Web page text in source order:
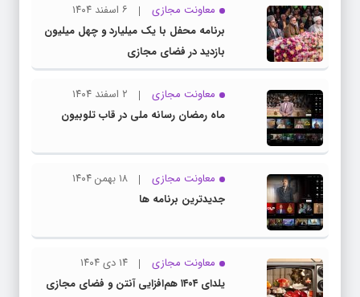
معاونت مجازی
۶ اسفند ۱۴۰۴
برنامه محفل با یک میلیارد و چهل میلیون
بازدید در فضای مجازی
معاونت مجازی
۲ اسفند ۱۴۰۴
ماه رمضان رسانه ملی در قاب تلوبیون
معاونت مجازی
۱۸ بهمن ۱۴۰۴
جدیدترین برنامه ها
معاونت مجازی
۱۴ دی ۱۴۰۴
یلدای ۱۴۰۴ هم‌افزایی آنتن و فضای مجازی